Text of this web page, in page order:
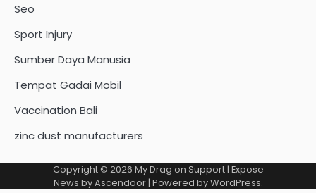
Seo
Sport Injury
Sumber Daya Manusia
Tempat Gadai Mobil
Vaccination Bali
zinc dust manufacturers
Copyright © 2026 My Drag on Support| Expose
News byAscendoor| Powered byWordPress.